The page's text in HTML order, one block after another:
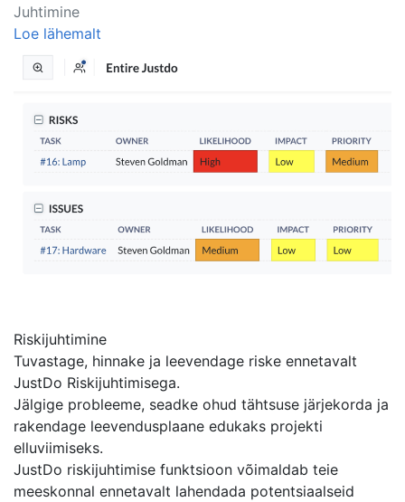
Juhtimine
Loe lähemalt
Riskijuhtimine
Tuvastage, hinnake ja leevendage riske ennetavalt
JustDo Riskijuhtimisega.
Jälgige probleeme, seadke ohud tähtsuse järjekorda ja
rakendage leevendusplaane edukaks projekti
elluviimiseks.
JustDo riskijuhtimise funktsioon võimaldab teie
meeskonnal ennetavalt lahendada potentsiaalseid